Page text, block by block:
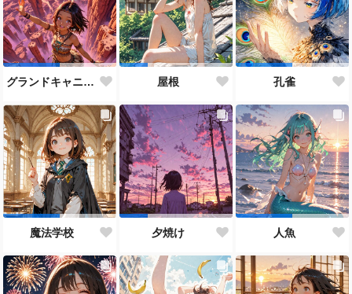
グランドキャニオン 屋根 孔雀
魔法学校 夕焼け 人魚